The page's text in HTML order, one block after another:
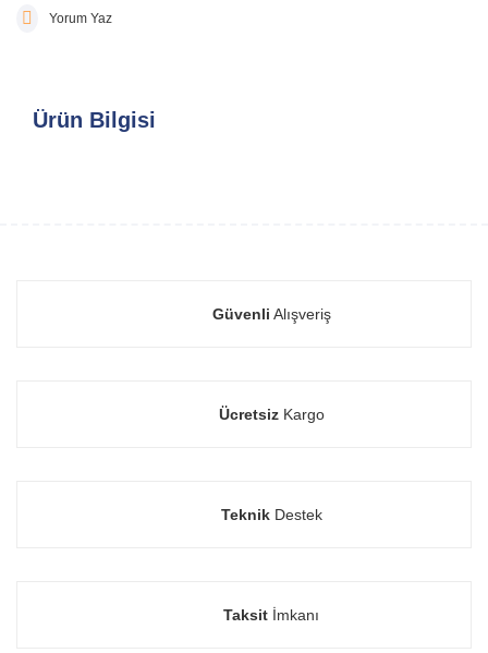
Yorum Yaz
Ürün Bilgisi
Güvenli Alışveriş
ÜcretsizKargo
TeknikDestek
Taksit İmkanı